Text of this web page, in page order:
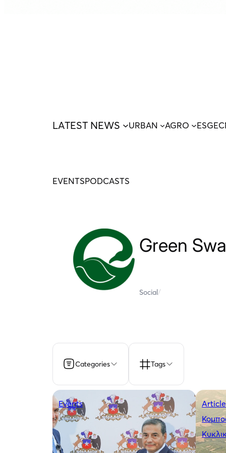
LATEST NEWS URBAN AGRO ESG
EVENTSPODCASTS
Green
Social/
Categories Tags
Events